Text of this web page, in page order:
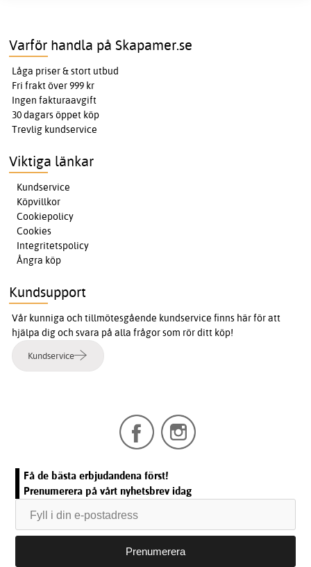
Varför handla på Skapamer.se
Låga priser & stort utbud
Fri frakt över 999 kr
Ingen fakturaavgift
30 dagars öppet köp
Trevlig kundservice
Viktiga länkar
Kundservice
Köpvillkor
Cookiepolicy
Cookies
Integritetspolicy
Ångra köp
Kundsupport
Vår kunniga och tillmötesgående kundservice finns här för att
hjälpa dig och svara på alla frågor som rör ditt köp!
Kundservice
Få de bästa erbjudandena först!
Prenumerera på vårt nyhetsbrev idag